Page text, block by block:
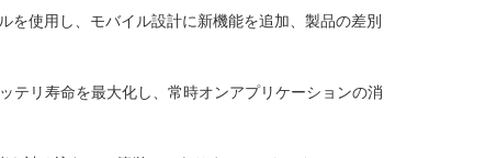
を使用し、モバイル設計に新機能を追加、製品の差別
テリ寿命を最大化し、常時オンアプリケーションの消